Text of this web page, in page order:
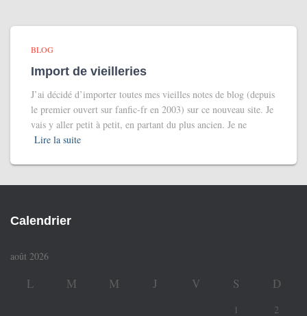
BLOG
Import de vieilleries
J’ai décidé d’importer toutes mes vieilles notes de blog (depuis
le premier ouvert sur fanfic-fr en 2003) sur ce nouveau site. Je
vais y aller petit à petit, en partant du plus ancien. Je ne
Lire la suite
Calendrier
août 2026
L M M J V S D
1
2